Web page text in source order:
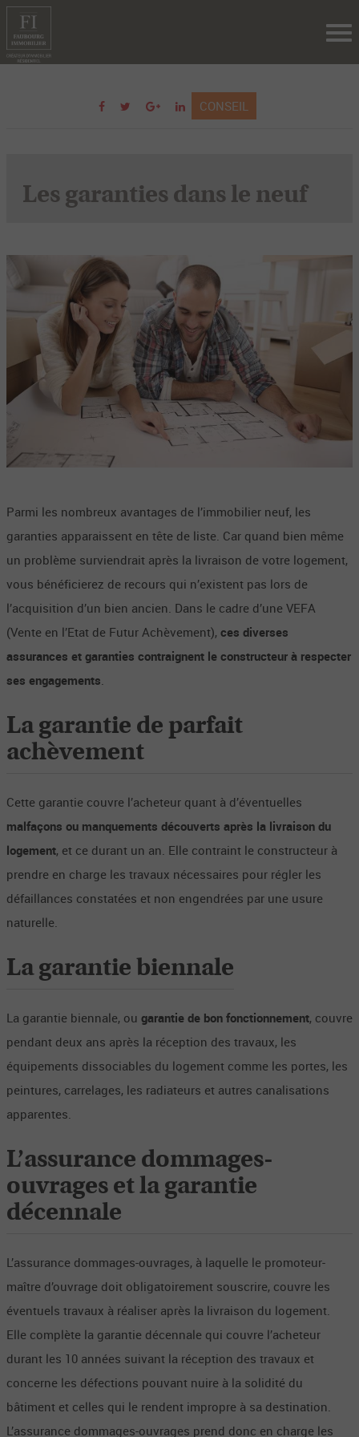
CONSEIL
Les garanties dans le neuf
Parmi les nombreux avantages de l’immobilier neuf, les
garanties apparaissent en tête de liste. Car quand bien même
un problème surviendrait après la livraison de votre logement,
vous bénéficierez de recours qui n’existent pas lors de
l’acquisition d’un bien ancien. Dans le cadre d’une VEFA
(Vente en l’Etat de Futur Achèvement), ces diverses
assurances et garanties contraignent le constructeur à respecter
ses engagements
La garantie de parfait
achèvement
Cette garantie couvre l’acheteur quant à d’éventuelles
malfaçons ou manquements découverts après la livraison du
logement, et ce durant un an. Elle contraint le constructeur à
prendre en charge les travaux nécessaires pour régler les
défaillances constatées et non engendrées par une usure
naturelle.
La garantie biennale
La garantie biennale, ou garantie de bon fonctionnement, couvre
pendant deux ans après la réception des travaux, les
équipements dissociables du logement comme les portes, les
peintures, carrelages, les radiateurs et autres canalisations
apparentes.
L’assurance dommages-
ouvrages et la garantie
décennale
L’assurance dommages-ouvrages, à laquelle le promoteur-
maître d’ouvrage doit obligatoirement souscrire, couvre les
éventuels travaux à réaliser après la livraison du logement.
Elle complète la garantie décennale qui couvre l’acheteur
durant les 10 années suivant la réception des travaux et
concerne les défections pouvant nuire à la solidité du
bâtiment et celles qui le rendent impropre à sa destination.
L’assurance dommages-ouvrages prend donc en charge les